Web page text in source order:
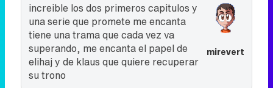
mirevert
increible los dos primeros capitulos y
una serie que promete me encanta
tiene una trama que cada vez va
superando, me encanta el papel de
elihaj y de klaus que quiere recuperar
su trono